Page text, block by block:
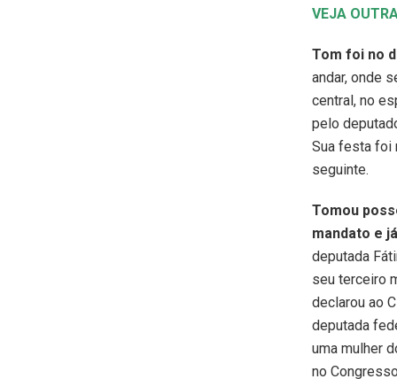
VEJA
Tom foi no
andar, onde
central, no
pelo
Sua festa foi
seguinte.
Tomou
mandato e
deputada
seu terceiro
declarou ao
deputada
uma mulher
no